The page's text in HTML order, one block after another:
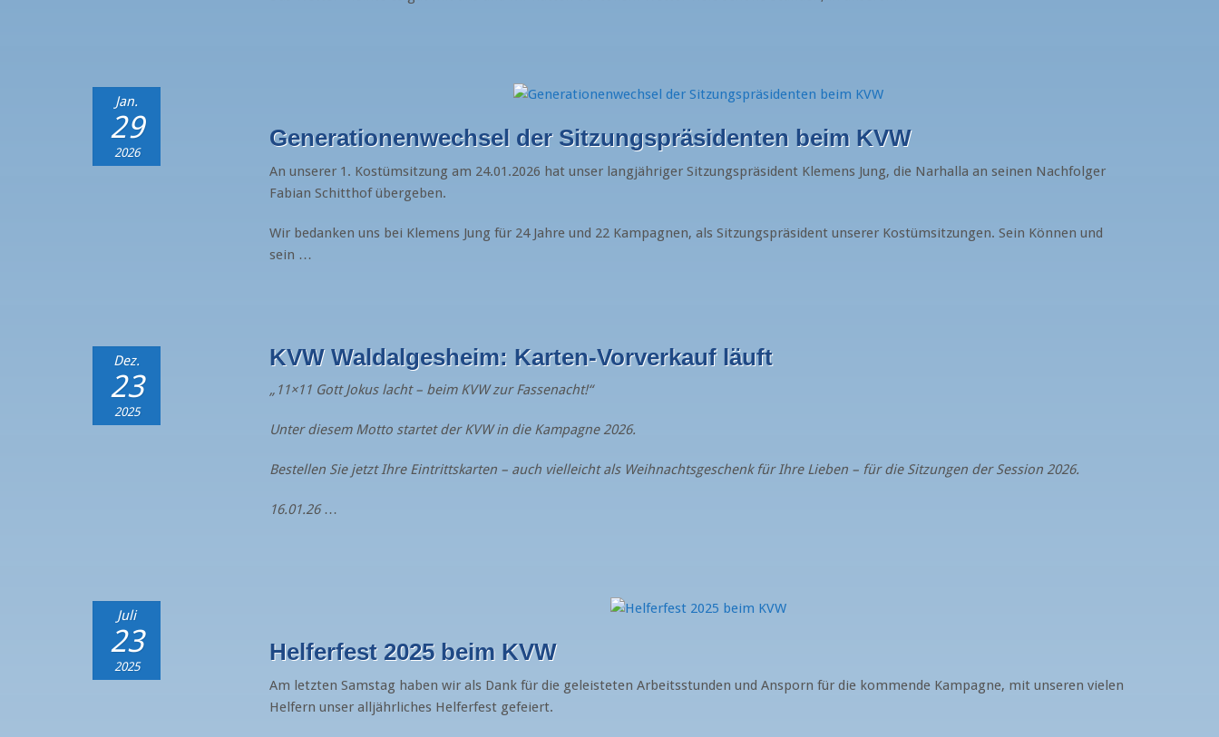
Jan.
29
2026
Generationenwechsel der Sitzungspräsidenten beim KVW
An unserer 1. Kostümsitzung am 24.01.2026 hat unser langjähriger Sitzungspräsident Klemens Jung, die Narhalla an seinen Nachfolger
Fabian Schitthof übergeben.
Wir bedanken uns bei Klemens Jung für 24 Jahre und 22 Kampagnen, als Sitzungspräsident unserer Kostümsitzungen. Sein Können und
sein …
Dez.
23
2025
KVW Waldalgesheim: Karten-Vorverkauf läuft
„11×11 Gott Jokus lacht – beim KVW zur Fassenacht!“
Unter diesem Motto startet der KVW in die Kampagne 2026.
Bestellen Sie jetzt Ihre Eintrittskarten – auch vielleicht als Weihnachtsgeschenk für Ihre Lieben – für die Sitzungen der Session 2026.
16.01.26…
Juli
23
2025
Helferfest 2025 beim KVW
Am letzten Samstag haben wir als Dank für die geleisteten Arbeitsstunden und Ansporn für die kommende Kampagne, mit unseren vielen
Helfern unser alljährliches Helferfest gefeiert.